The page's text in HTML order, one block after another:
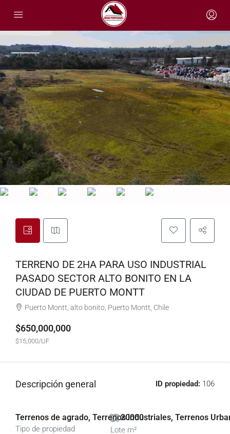
TERRENO DE 2HA PARA USO INDUSTRIAL
PASADO SECTOR ALTO BONITO EN LA
CIUDAD DE PUERTO MONTT
Puerto Montt, alto bonito, Puerto Montt, Chile
$650,000,000
$15,000/UF
Descripción general ID propiedad: 106
Terrenos de agrado, Terrenos industriales, Terrenos
Tipo de propiedad
20000
Lote m²